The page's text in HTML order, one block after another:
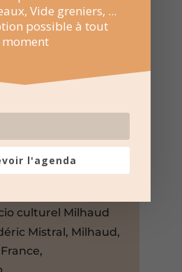
culturel Milhaud
Mistral, Milhaud,
Vide greniers, ...
possible à tout
moment
l'agenda